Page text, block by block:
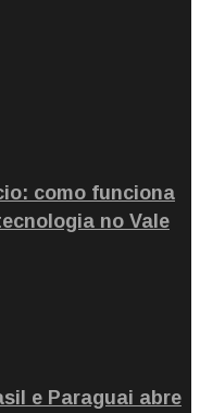
como funciona
no Vale
e Paraguai abre